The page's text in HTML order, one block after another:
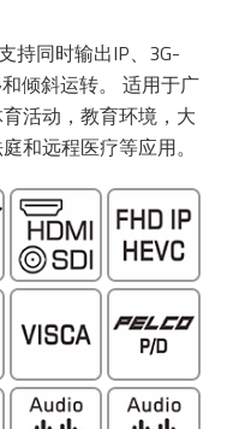
持同时输出IP、3G-
倾斜运转。 适用于广
活动，教育环境，大
和远程医疗等应用。